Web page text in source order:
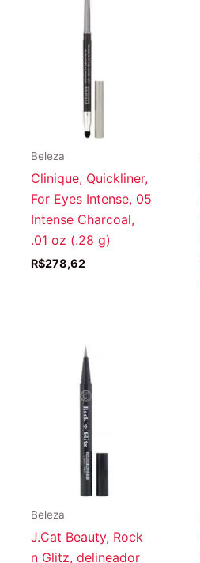
Beleza
Clinique, Quickliner,
For Eyes Intense, 05
Intense Charcoal,
.01 oz (.28 g)
R$278,62
Beleza
J.Cat Beauty, Rock
n Glitz, delineador